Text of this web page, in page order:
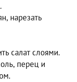
нарезать
салат слоями.
перец и